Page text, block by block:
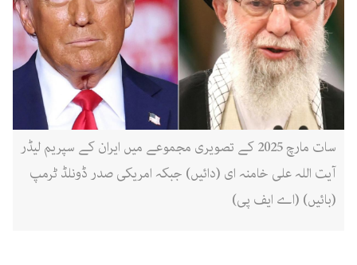
سات مارچ 2025 کے تصویری مجموعے میں ایران کے سپریم لیڈر
آیت اللہ علی خامنہ ای (دائیں) جبکہ امریکی صدر ڈونلڈ ٹرمپ
(بائیں) (اے ایف پی)